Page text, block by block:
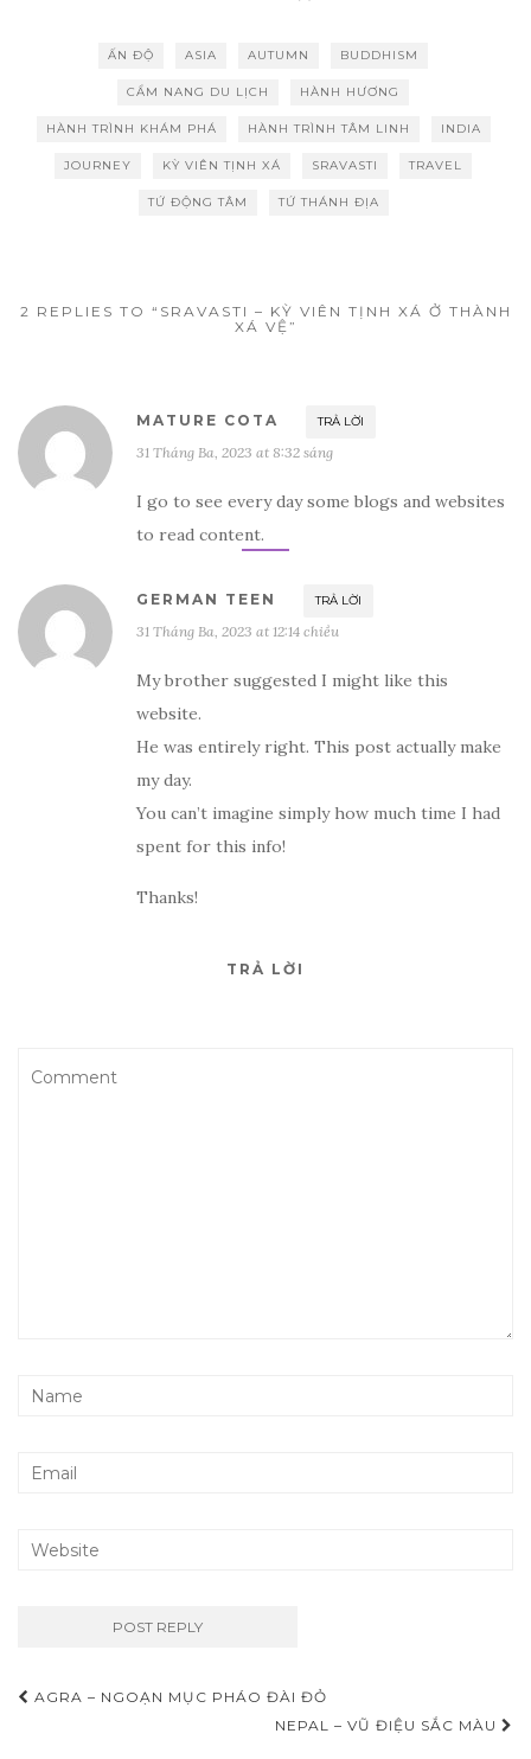
ẤN ĐỘ ASIA AUTUMN BUDDHISM
CẨM NANG DU LỊCH HÀNH HƯƠNG
HÀNH TRÌNH KHÁM PHÁ HÀNH TRÌNH TÂM LINH INDIA
JOURNEY KỲ VIÊN TỊNH XÁ SRAVASTI TRAVEL
TỨ ĐỘNG TÂM TỨ THÁNH ĐỊA
2 REPLIES TO “SRAVASTI – KỲ VIÊN TỊNH XÁ Ở THÀNH
XÁ VỆ”
MATURE COTA TRẢ LỜI
31 Tháng Ba, 2023 at 8:32 sáng
I go to see every day some blogs and websites
to read content.
GERMAN TEEN TRẢ LỜI
31 Tháng Ba, 2023 at 12:14 chiều
My brother suggested I might like this
website.
He was entirely right. This post actually make
my day.
You can’t imagine simply how much time I had
spent for this info!
Thanks!
TRẢ LỜI
Post navigation
AGRA – NGOẠN MỤC PHÁO ĐÀI ĐỎ
NEPAL – VŨ ĐIỆU SẮC MÀU